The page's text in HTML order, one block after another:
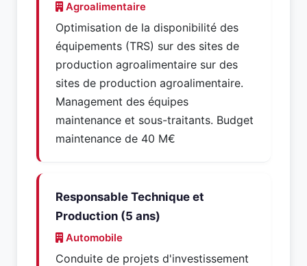
Agroalimentaire
Optimisation de la disponibilité des
équipements (TRS) sur des sites de
production agroalimentaire sur des
sites de production agroalimentaire.
Management des équipes
maintenance et sous-traitants. Budget
maintenance de 40 M€
Responsable Technique et
Production (5 ans)
Automobile
Conduite de projets d'investissement